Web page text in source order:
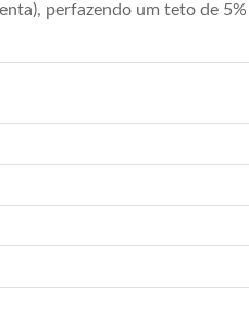
perfazendo um teto de